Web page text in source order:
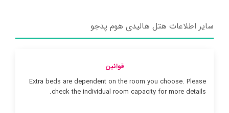
سایر اطلاعات هتل هالیدی هوم پدجو
قوانین
Extra beds are dependent on the room you choose. Please
check the individual room capacity for more details.